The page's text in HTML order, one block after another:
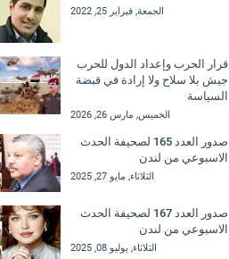
الجمعة, فبراير 25, 2022
قرار الحرب وإعداد الدول للحرب
جيش بلا سلاح ولا إرادة في قبضة
السياسة
الخميس, مارس 26, 2026
صدور العدد 165 لصحيفة الحدث
الاسبوعي من لندن
الثلاثاء, مايو 27, 2025
صدور العدد 167 لصحيفة الحدث
الاسبوعي من لندن
الثلاثاء, يوليو 08, 2025